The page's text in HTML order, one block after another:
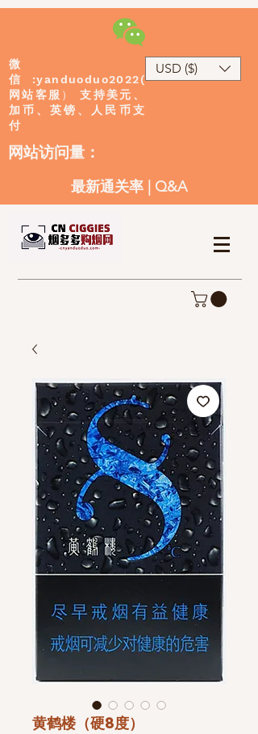
微
信 :yanduoduo2022(
网站客服 ）支持美元、
加币、英镑、人民币支
付
USD ($)
​网站访问量：
最新通关率 Q&A
黄鹤楼（硬8度）